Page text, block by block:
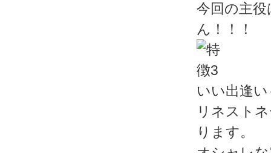
今回の主
ん！！！
いい出逢
リネスト
ります。